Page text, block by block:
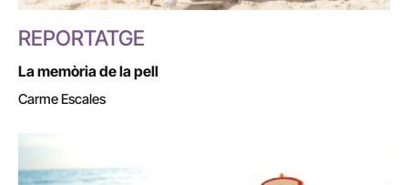
REPORTATGE
La memòria de la pell
Carme Escales